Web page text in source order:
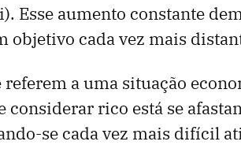
Esse aumento constante
objetivo cada vez mais
referem a uma situação
considerar rico está se
se cada vez mais difícil